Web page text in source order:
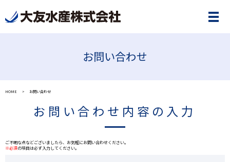
お問い合わせ
HOME お問い合わせ
お問い合わせ内容の入力
ご不明な点などございましたら、お気軽にお問い合わせください。
※必須の項目は必ず入力してください。